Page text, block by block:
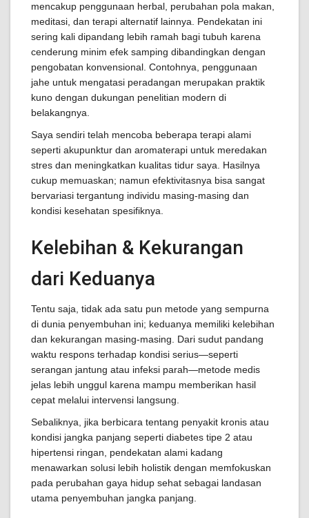
mencakup penggunaan herbal, perubahan pola makan,
meditasi, dan terapi alternatif lainnya. Pendekatan ini
sering kali dipandang lebih ramah bagi tubuh karena
cenderung minim efek samping dibandingkan dengan
pengobatan konvensional. Contohnya, penggunaan
jahe untuk mengatasi peradangan merupakan praktik
kuno dengan dukungan penelitian modern di
belakangnya.
Saya sendiri telah mencoba beberapa terapi alami
seperti akupunktur dan aromaterapi untuk meredakan
stres dan meningkatkan kualitas tidur saya. Hasilnya
cukup memuaskan; namun efektivitasnya bisa sangat
bervariasi tergantung individu masing-masing dan
kondisi kesehatan spesifiknya.
Kelebihan & Kekurangan
dari Keduanya
Tentu saja, tidak ada satu pun metode yang sempurna
di dunia penyembuhan ini; keduanya memiliki kelebihan
dan kekurangan masing-masing. Dari sudut pandang
waktu respons terhadap kondisi serius—seperti
serangan jantung atau infeksi parah—metode medis
jelas lebih unggul karena mampu memberikan hasil
cepat melalui intervensi langsung.
Sebaliknya, jika berbicara tentang penyakit kronis atau
kondisi jangka panjang seperti diabetes tipe 2 atau
hipertensi ringan, pendekatan alami kadang
menawarkan solusi lebih holistik dengan memfokuskan
pada perubahan gaya hidup sehat sebagai landasan
utama penyembuhan jangka panjang.